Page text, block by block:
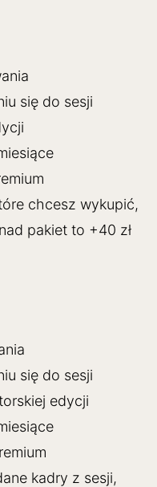
się do sesji
chcesz wykupić,
pakiet to +40 zł
się do sesji
edycji
kadry z sesji,